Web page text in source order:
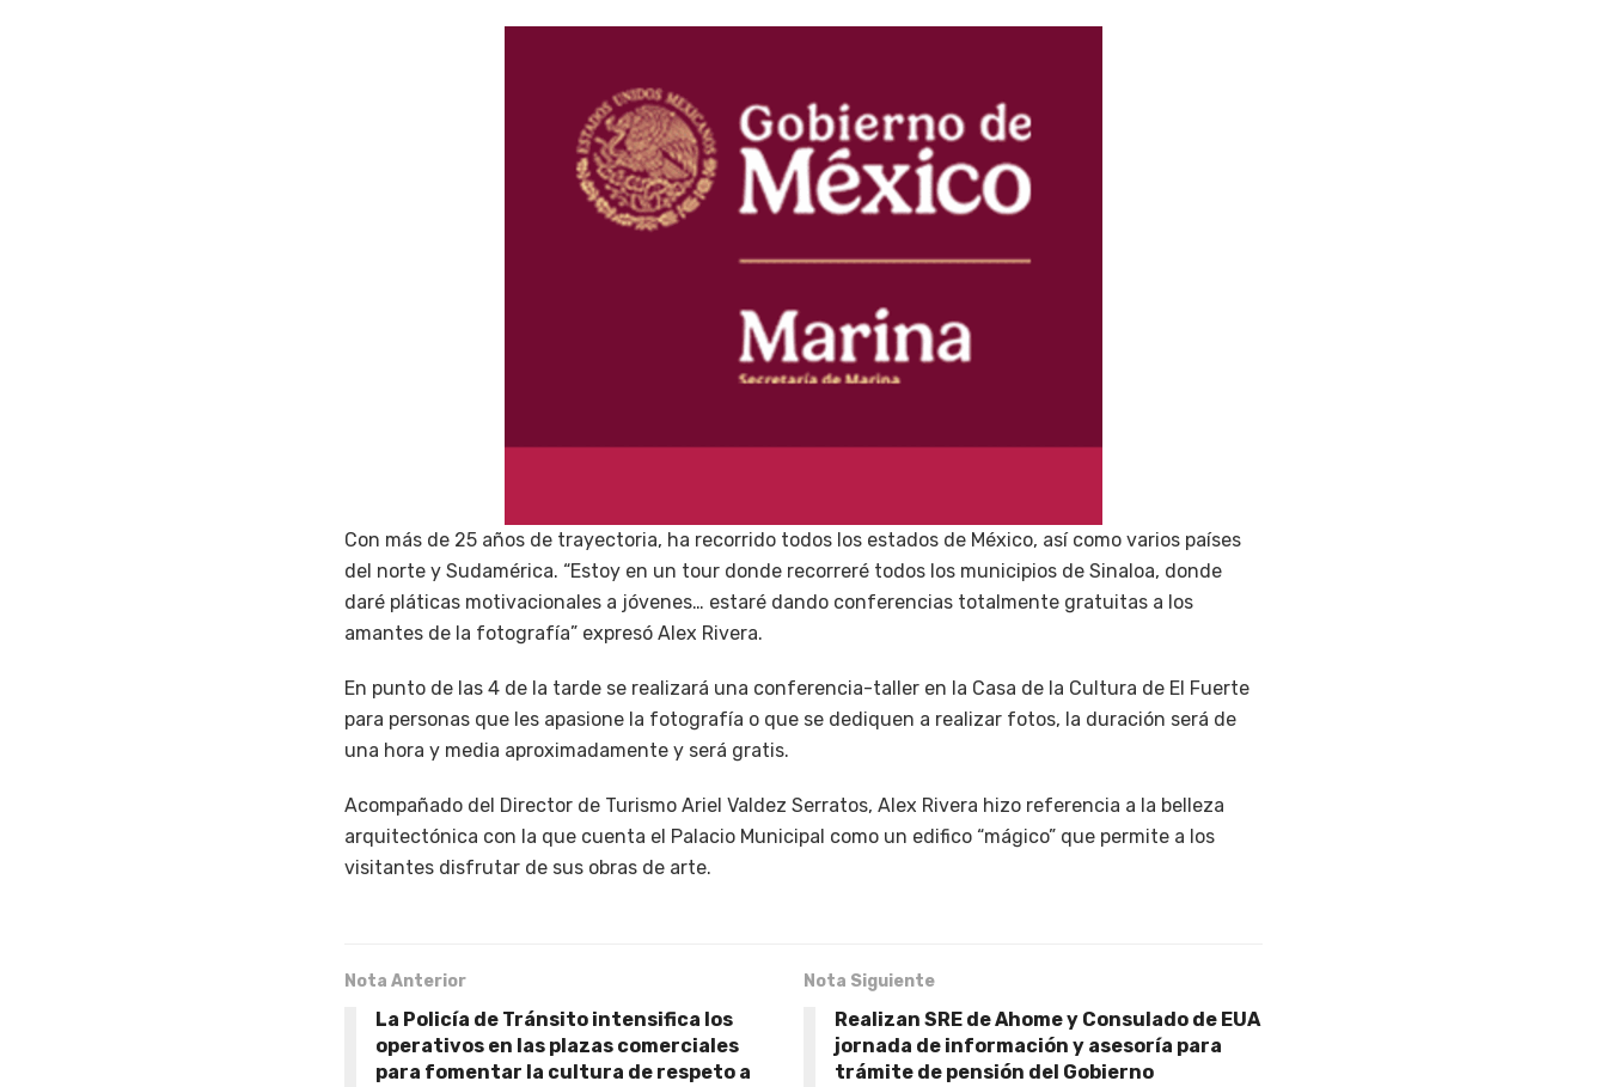
Con más de 25 años de trayectoria, ha recorrido todos los estados de México, así como varios países
del norte y Sudamérica. “Estoy en un tour donde recorreré todos los municipios de Sinaloa, donde
daré pláticas motivacionales a jóvenes… estaré dando conferencias totalmente gratuitas a los
amantes de la fotografía” expresó Alex Rivera.
En punto de las 4 de la tarde se realizará una conferencia-taller en la Casa de la Cultura de El Fuerte
para personas que les apasione la fotografía o que se dediquen a realizar fotos, la duración será de
una hora y media aproximadamente y será gratis.
Acompañado del Director de Turismo Ariel Valdez Serratos, Alex Rivera hizo referencia a la belleza
arquitectónica con la que cuenta el Palacio Municipal como un edifico “mágico” que permite a los
visitantes disfrutar de sus obras de arte.
Nota Anterior
La Policía de Tránsito intensifica los
operativos en las plazas comerciales
para fomentar la cultura de respeto a
Nota Siguiente
Realizan SRE de Ahome y Consulado de EUA
jornada de información y asesoría para
trámite de pensión del Gobierno